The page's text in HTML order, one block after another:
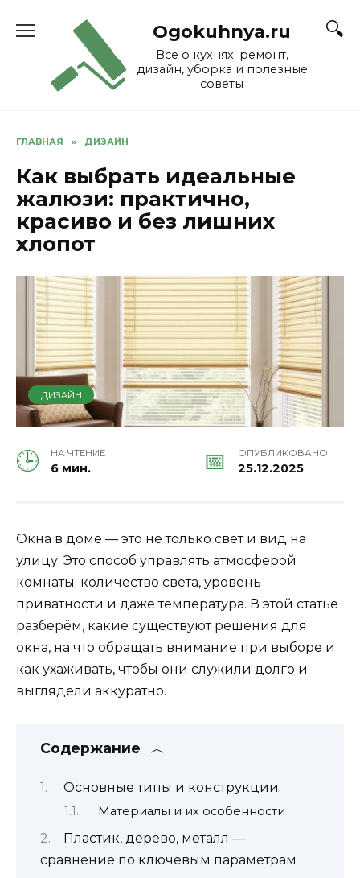
Ogokuhnya.ru
Все о кухнях: ремонт,
дизайн, уборка и полезные
советы
ГЛАВНАЯ » ДИЗАЙН
Как выбрать идеальные
жалюзи: практично,
красиво и без лишних
хлопот
ДИЗАЙН
НА ЧТЕНИЕ
6 мин.
ОПУБЛИКОВАНО
25.12.2025
Окна в доме — это не только свет и вид на
улицу. Это способ управлять атмосферой
комнаты: количество света, уровень
приватности и даже температура. В этой статье
разберём, какие существуют решения для
окна, на что обращать внимание при выборе и
как ухаживать, чтобы они служили долго и
выглядели аккуратно.
Содержание
Основные типы и конструкции
Материалы и их особенности
Пластик, дерево, металл —
сравнение по ключевым параметрам